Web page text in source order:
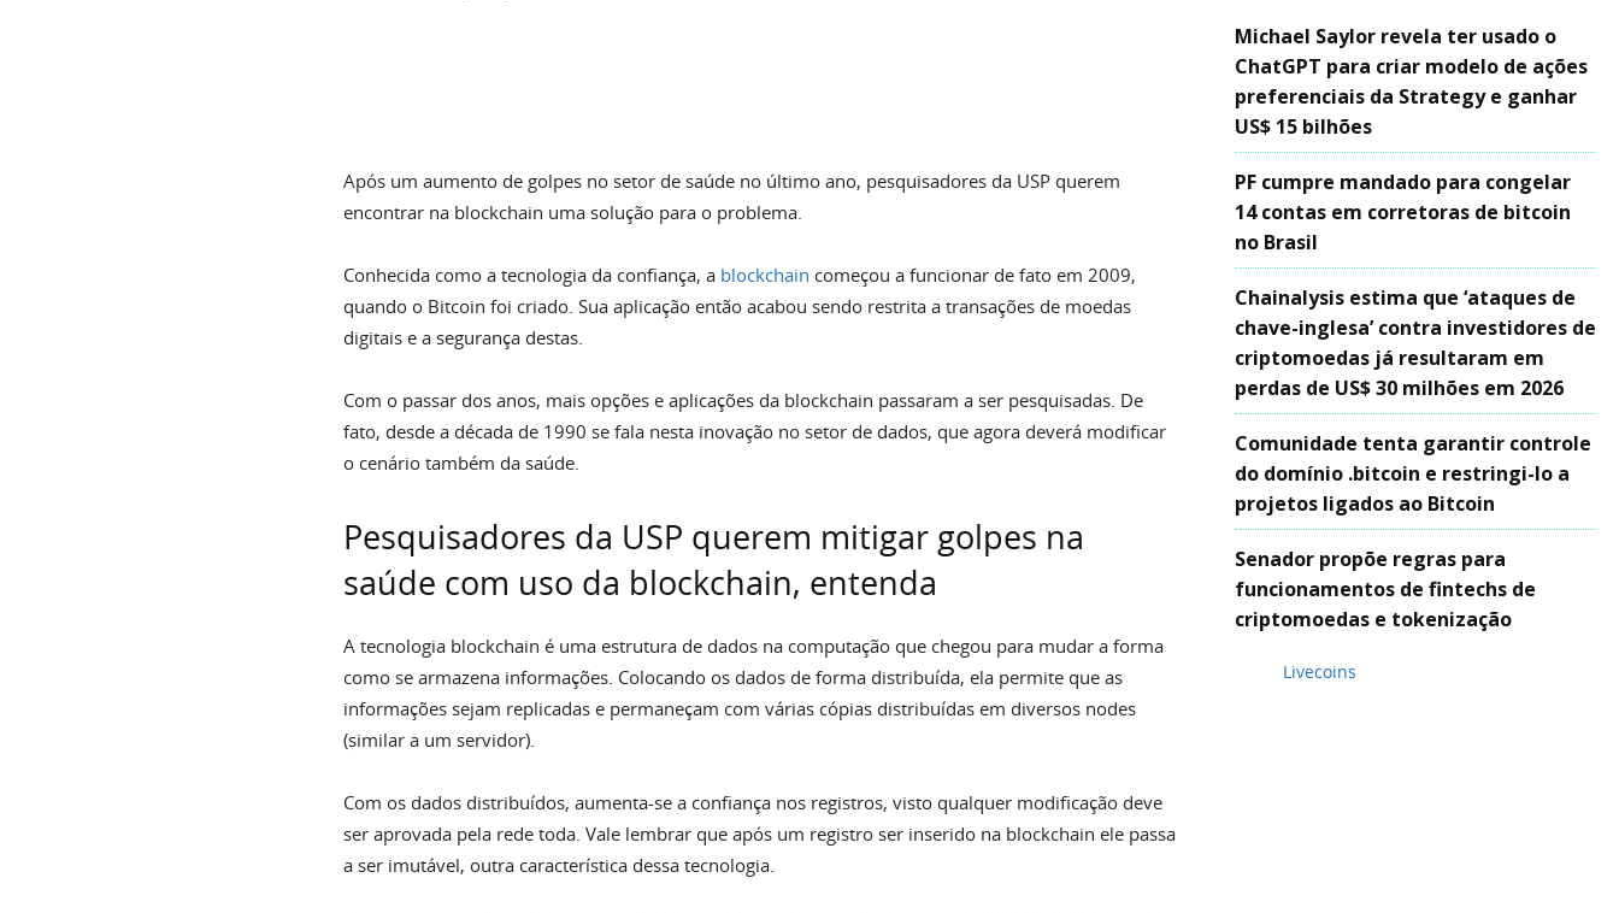
Após um aumento de golpes no setor de saúde no último ano, pesquisadores da USP querem
encontrar na blockchain uma solução para o problema.
Conhecida como a tecnologia da confiança, a blockchain começou a funcionar de fato em 2009,
quando o Bitcoin foi criado. Sua aplicação então acabou sendo restrita a transações de moedas
digitais e a segurança destas.
Com o passar dos anos, mais opções e aplicações da blockchain passaram a ser pesquisadas. De
fato, desde a década de 1990 se fala nesta inovação no setor de dados, que agora deverá modificar
o cenário também da saúde.
Pesquisadores da USP querem mitigar golpes na
saúde com uso da blockchain, entenda
A tecnologia blockchain é uma estrutura de dados na computação que chegou para mudar a forma
como se armazena informações. Colocando os dados de forma distribuída, ela permite que as
informações sejam replicadas e permaneçam com várias cópias distribuídas em diversos nodes
(similar a um servidor).
Com os dados distribuídos, aumenta-se a confiança nos registros, visto qualquer modificação deve
ser aprovada pela rede toda. Vale lembrar que após um registro ser inserido na blockchain ele passa
a ser imutável, outra característica dessa tecnologia.
Michael Saylor revela ter usado o
ChatGPT para criar modelo de ações
preferenciais da Strategy e ganhar
US$ 15 bilhões
PF cumpre mandado para congelar
14 contas em corretoras de bitcoin
no Brasil
Chainalysis estima que ‘ataques de
chave-inglesa’ contra investidores de
criptomoedas já resultaram em
perdas de US$ 30 milhões em 2026
Comunidade tenta garantir controle
do domínio .bitcoin e restringi-lo a
projetos ligados ao Bitcoin
Senador propõe regras para
funcionamentos de fintechs de
criptomoedas e tokenização
Livecoins